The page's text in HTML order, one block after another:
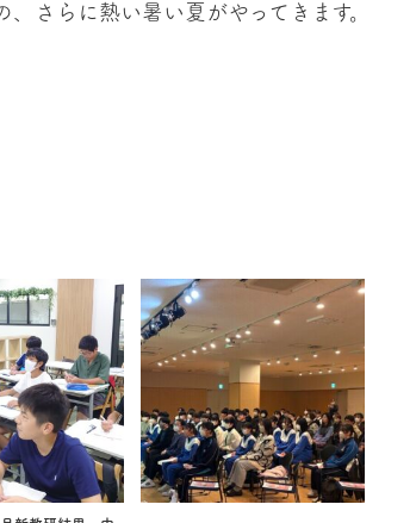
さらに熱い暑い夏がやってきます。